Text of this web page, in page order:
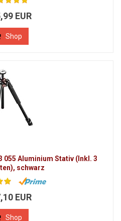
EUR
Shop
055 Aluminium Stativ (Inkl. 3
schwarz
EUR
Shop